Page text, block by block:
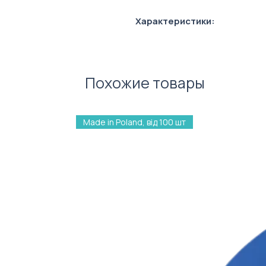
Характеристики:
Похожие товары
Made in Poland, від 100 шт